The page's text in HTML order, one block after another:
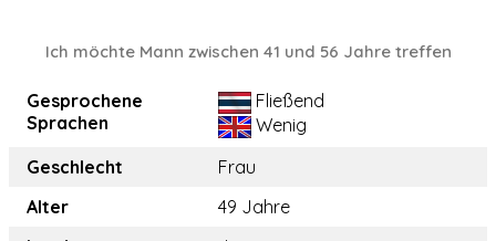
Ich möchte Mann zwischen 41 und 56 Jahre treffen
Gesprochene
Sprachen
Fließend
Wenig
Geschlecht
Frau
Alter
49 Jahre